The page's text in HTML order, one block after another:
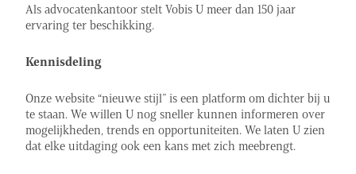
Als advocatenkantoor stelt Vobis U meer dan 150 jaar
ervaring ter beschikking.
Kennisdeling
Onze website “nieuwe stijl” is een platform om dichter bij u
te staan. We willen U nog sneller kunnen informeren over
mogelijkheden, trends en opportuniteiten. We laten U zien
dat elke uitdaging ook een kans met zich meebrengt.